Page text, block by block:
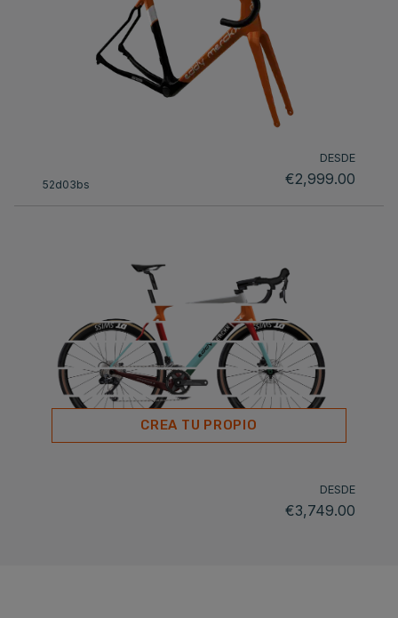
52d03bs
DESDE
€2,999.00
CREA TU PROPIO
DESDE
€3,749.00